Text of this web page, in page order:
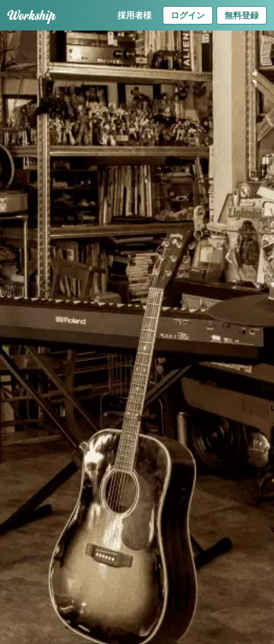
採用者様 ログイン 無料登録